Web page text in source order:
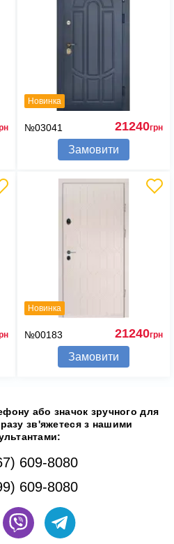
Новинка
№03041 21240грн
Замовити
Новинка
№00183 21240грн
Замовити
або значок зручного для
зв'яжетеся з нашими
609-8080
609-8080